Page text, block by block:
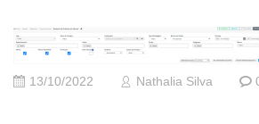
13/10/2022 Nathalia Silva